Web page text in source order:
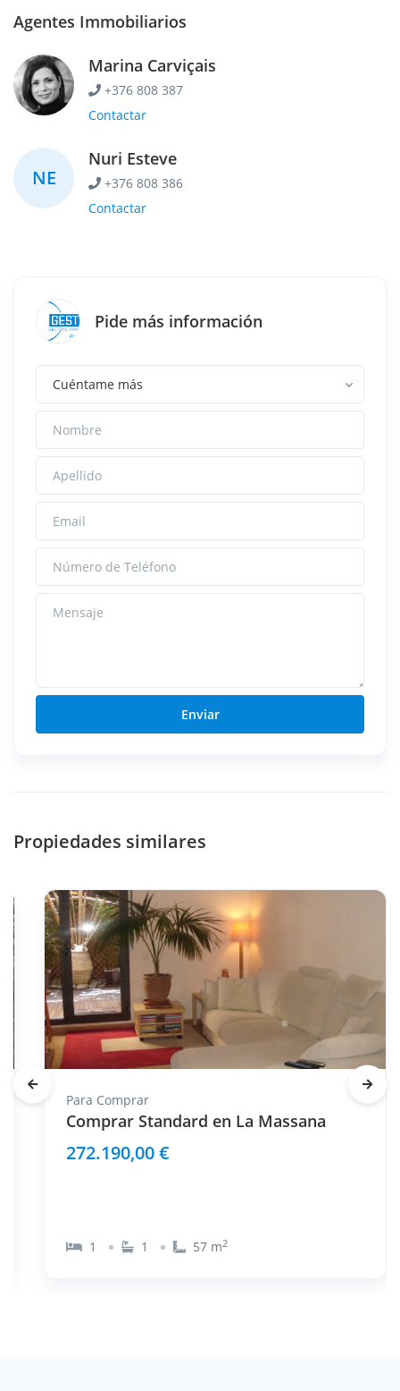
Agentes Immobiliarios
Marina Carviçais
+376 808 387
Contactar
NE
Nuri Esteve
+376 808 386
Contactar
Pide más información
Nombre
Apellido
Número de Teléfono
Enviar
Propiedades similares
Para Comprar
Comprar Standard en La Massana
272.190,00 €
1 1 57 m2